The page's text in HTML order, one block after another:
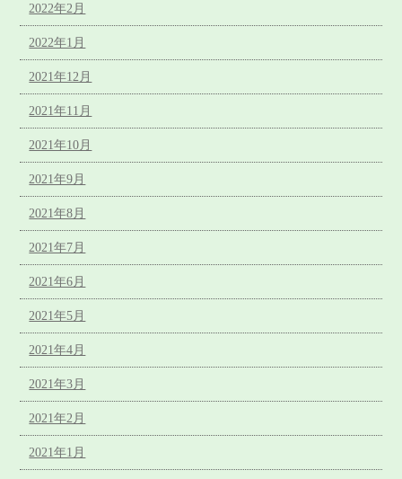
2022年2月
2022年1月
2021年12月
2021年11月
2021年10月
2021年9月
2021年8月
2021年7月
2021年6月
2021年5月
2021年4月
2021年3月
2021年2月
2021年1月